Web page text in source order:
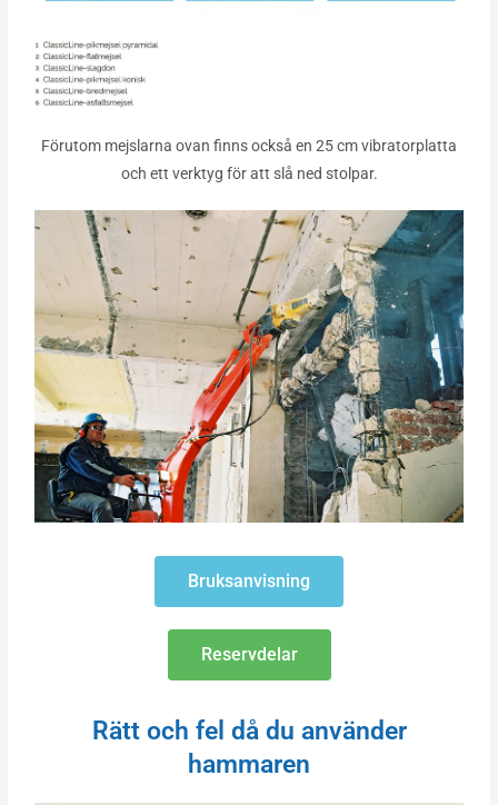
Förutom mejslarna ovan finns också en 25 cm vibratorplatta
och ett verktyg för att slå ned stolpar.
Bruksanvisning
Reservdelar
Rätt och fel då du använder
hammaren